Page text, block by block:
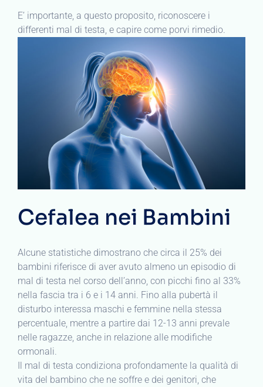
E’ importante, a questo proposito, riconoscere i
differenti mal di testa, e capire come porvi rimedio.
Cefalea nei Bambini
Alcune statistiche dimostrano che circa il 25% dei
bambini riferisce di aver avuto almeno un episodio di
mal di testa nel corso dell’anno, con picchi fino al 33%
nella fascia tra i 6 e i 14 anni. Fino alla pubertà il
disturbo interessa maschi e femmine nella stessa
percentuale, mentre a partire dai 12-13 anni prevale
nelle ragazze, anche in relazione alle modifiche
ormonali.
Il mal di testa condiziona profondamente la qualità di
vita del bambino che ne soffre e dei genitori, che